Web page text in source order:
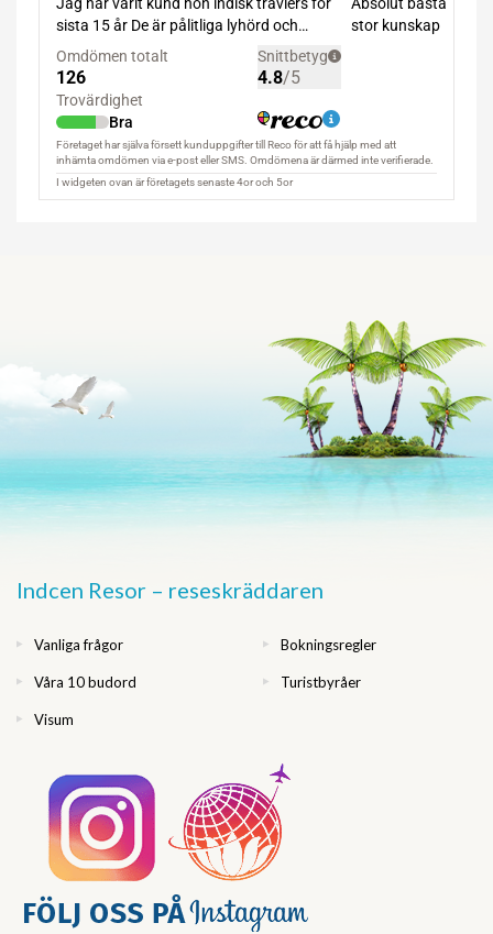
Indcen Resor – reseskräddaren
Vanliga frågor Bokningsregler
Våra 10 budord Turistbyråer
Visum